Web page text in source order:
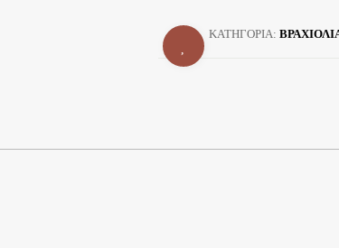
ΚΑΤΗΓΟΡΊΑ: